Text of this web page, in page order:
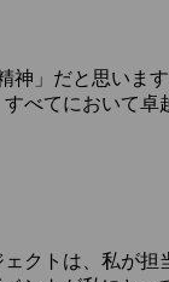
」だと思いま
べてにおいて
クトは、私が